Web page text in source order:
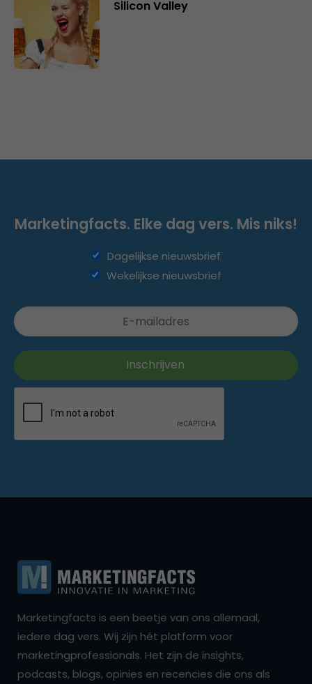
Silicon Valley
Marketingfacts. Elke dag vers. Mis niks!
Dagelijkse nieuwsbrief
Wekelijkse nieuwsbrief
Marketingfacts is een beetje van ons allemaal,
iedere dag vers. Wij zijn hét platform voor
marketingprofessionals. Het zijn de insights,
podcasts, blogs, opinies en recencies die ons als